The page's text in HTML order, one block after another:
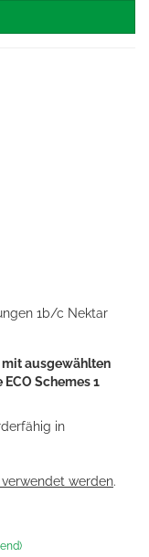
1b/c Nektar
ausgewählten
Schemes 1
in
werden.